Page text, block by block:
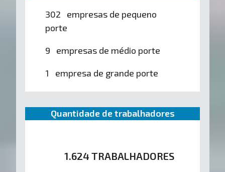
302 empresas de pequeno
porte
9 empresas de médio porte
1 empresa de grande porte
Quantidade de trabalhadores
1.624 TRABALHADORES